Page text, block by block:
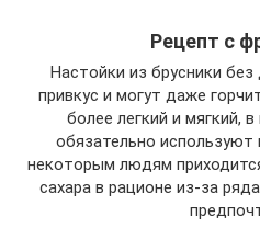
Рецепт с
Настойки из брусники
привкус и могут даже
более легкий и мягкий,
обязательно используют
некоторым людям
сахара в рационе из-за